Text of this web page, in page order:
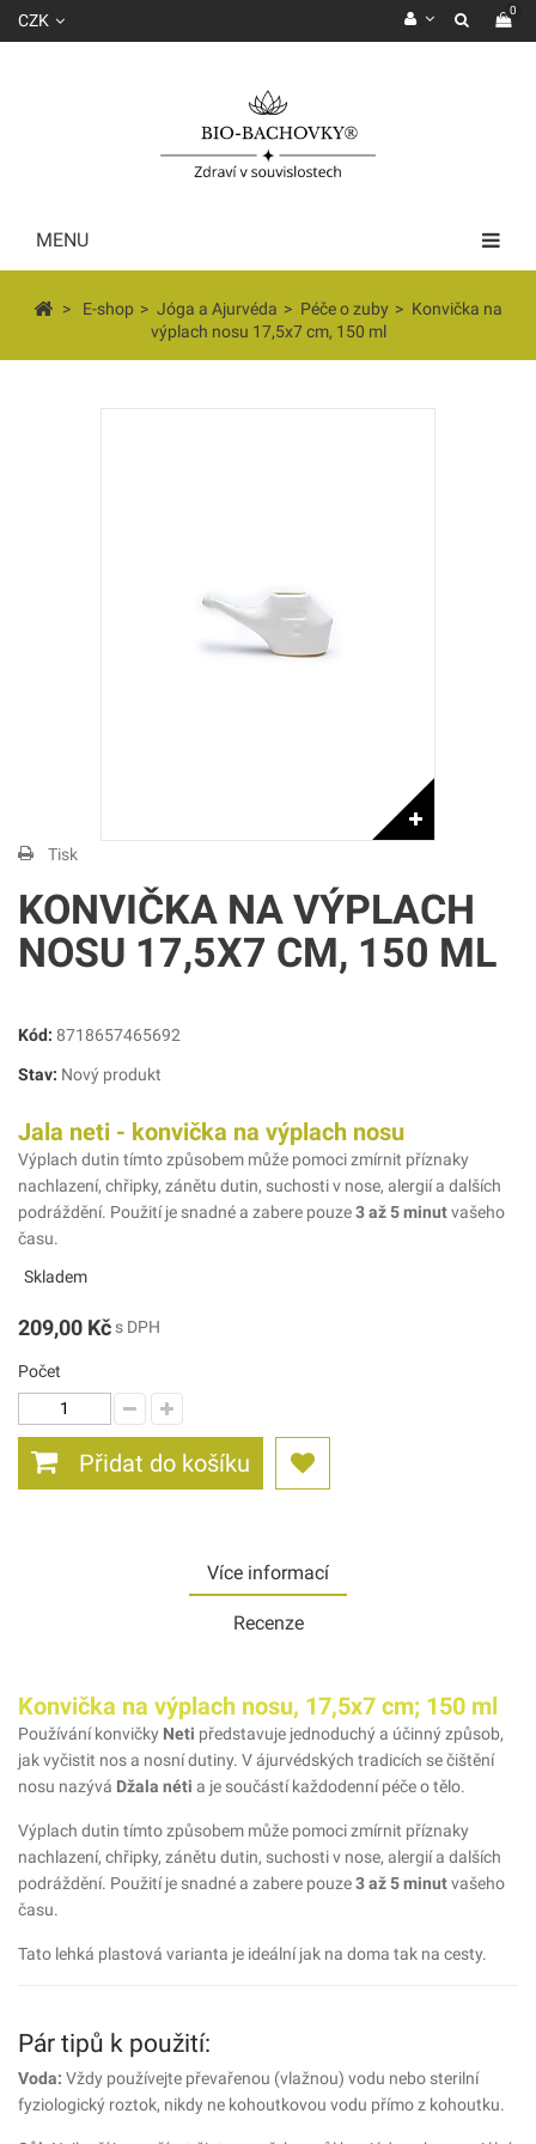
0
CZK
MENU
> E-shop > Jóga a Ajurvéda > Péče o zuby > Konvička na
výplach nosu 17,5x7 cm, 150 ml
Tisk
KONVIČKA NA VÝPLACH
NOSU 17,5X7 CM, 150 ML
Kód: 8718657465692
Stav: Nový produkt
Jala neti - konvička na výplach nosu
Výplach dutin tímto způsobem může pomoci zmírnit příznaky
nachlazení, chřipky, zánětu dutin, suchosti v nose, alergií a dalších
podráždění. Použití je snadné a zabere pouze3 až 5 minutvašeho
času.
Skladem
209,00 Kč s DPH
Počet
Přidat do košíku
Více informací
Recenze
Konvička na výplach nosu, 17,5x7 cm; 150 ml
Používání konvičky Neti představuje jednoduchý a účinný způsob,
jak vyčistit nos a nosní dutiny. V ájurvédských tradicích se čištění
nosu nazývá Džala néti a je součástí každodenní péče o tělo.
Výplach dutin tímto způsobem může pomoci zmírnit příznaky
nachlazení, chřipky, zánětu dutin, suchosti v nose, alergií a dalších
podráždění. Použití je snadné a zabere pouze3 až 5 minutvašeho
času.
Tato lehká plastová varianta je ideální jak na doma tak na cesty.
Pár tipů k použití:
Voda: Vždy používejte převařenou (vlažnou) vodu nebo sterilní
fyziologický roztok, nikdy ne kohoutkovou vodu přímo z kohoutku.